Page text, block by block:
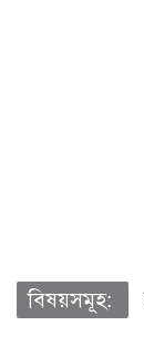
বিষয়সমূহ: